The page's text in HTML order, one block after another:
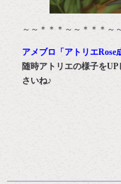
～～＊＊＊～～＊＊＊～
アメブロ「アトリエ
随時アトリエの様子を
さいね♪